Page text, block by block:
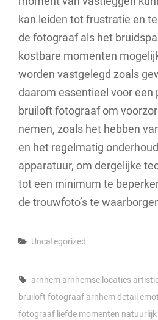
kan leiden tot frustratie en
de fotograaf als het
kostbare momenten
worden vastgelegd zoals
daarom essentieel voor een
bruiloft fotograaf om
nemen, zoals het hebben
en het regelmatig
apparatuur, om dergelijke
tot een minimum te
de trouwfoto’s te
Categories
Uncategorized
Tags,
arnhem arnhemse locaties
bruiloft fotograaf arnhemdetail
fotograaf liefde momenten